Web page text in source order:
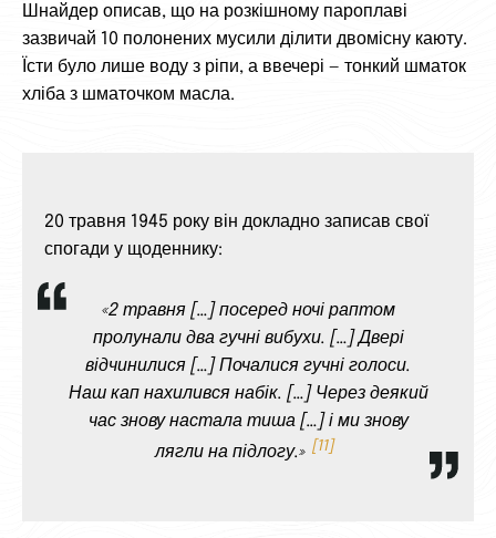
Шнайдер описав, що на розкішному пароплаві
зазвичай 10 полонених мусили ділити двомісну каюту.
Їсти було лише воду з ріпи, а ввечері — тонкий шматок
хліба з шматочком масла.
20 травня 1945 року він докладно записав свої
спогади у щоденнику:
«2 травня […] посеред ночі раптом
пролунали два гучні вибухи. […] Двері
відчинилися […] Почалися гучні голоси.
Наш кап нахилився набік. […] Через деякий
час знову настала тиша […] і ми знову
лягли на підлогу.»
11